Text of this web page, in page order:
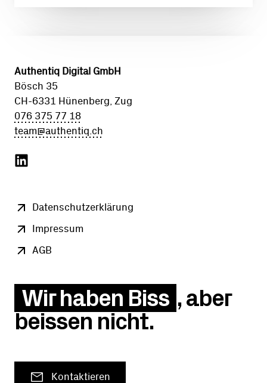
Authentiq Digital GmbH
Bösch 35
CH-6331 Hünenberg, Zug
076 375 77 18
team@authentiq.ch
Datenschutzerklärung
Impressum
AGB
Wir haben Biss , aber
beissen nicht.
Kontaktieren